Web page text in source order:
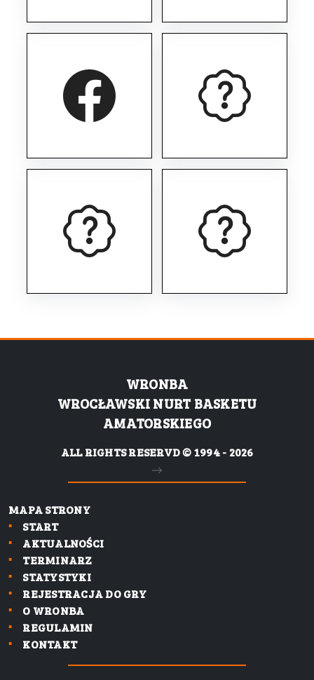
WRONBA
WROCŁAWSKI NURT BASKETU
AMATORSKIEGO
ALL RIGHTS RESERVD © 1994 - 2026
MAPA STRONY
START
AKTUALNOŚCI
TERMINARZ
STATYSTYKI
REJESTRACJA DO GRY
O WRONBA
REGULAMIN
KONTAKT